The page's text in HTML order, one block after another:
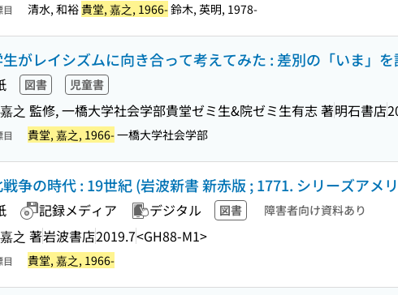
清水, 和裕貴堂, 嘉之, 1966-鈴木, 英明, 1978-
がレイシズムに向き合って考えてみた : 差別の「いま」
図書 児童書
之 監修, 一橋大学社会学部貴堂ゼミ生&院ゼミ生有志 著明石書店
貴堂, 嘉之, 1966-一橋大学社会学部
争の時代 : 19世紀 (岩波新書 新赤版 ; 1771. シリーズアメ
記録メディア デジタル 図書 障害者向け資料あり
之 著岩波書店2019.7<GH88-M1>
貴堂, 嘉之, 1966-